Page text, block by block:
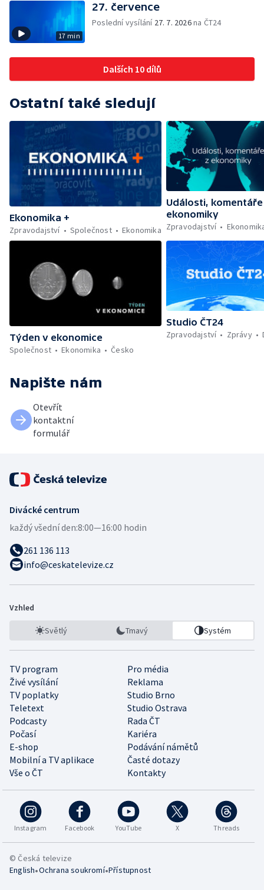
17 min
27. července
Poslední vysílání 27. 7. 2026na ČT24
Dalších 10 dílů
Ostatní také sledují
Ekonomika +
Zpravodajství
Společnost Ekonomika
Události, komentáře
ekonomiky
Zpravodajství
Týden v ekonomice
Společnost
Ekonomika Česko
Studio ČT24
Zpravodajství
Zprávy
Napište nám
Otevřít
kontaktní
formulář
Divácké centrum
každý všední den:8:00—16:00 hodin
261 136 113
info@ceskatelevize.cz
Vzhled
Světlý Tmavý Systém
TV program
Pro média
Živé vysílání
Reklama
TV poplatky
Studio Brno
Teletext
Studio Ostrava
Podcasty
Rada ČT
Počasí
Kariéra
E-shop
Podávání námětů
Mobilní a TV aplikace
Časté dotazy
Vše o ČT
Kontakty
Instagram Facebook YouTube X Threads
© Česká televize
English•Ochrana soukromí•Přístupnost